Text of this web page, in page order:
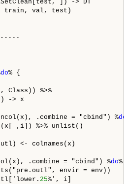
]) -> DT
train, val, test)
do% {
%>%
-> x
.combine = "cbind") %do
%>% unlist()
<- colnames(x)
.combine = "cbind") %do%
envir = env))
25%', i]